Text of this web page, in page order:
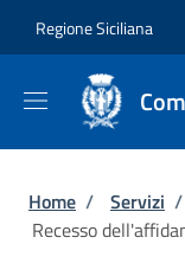
Regione Siciliana
Briciole
Home / Servizi /
Recesso